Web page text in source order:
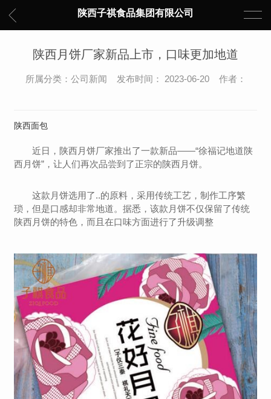
陕西子祺食品集团有限公司
陕西月饼厂家新品上市，口味更加地道
所属分类：公司新闻 发布时间： 2023-06-20 作者：
陕西面包
近日，陕西月饼厂家推出了一款新品——“徐福记地道陕
西月饼”，让人们再次品尝到了正宗的陕西月饼。
这款月饼选用了..的原料，采用传统工艺，制作工序繁
琐，但是口感却非常地道。据悉，该款月饼不仅保留了传统
陕西月饼的特色，而且在口味方面进行了升级调整